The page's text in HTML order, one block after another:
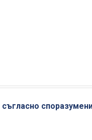
съгласно